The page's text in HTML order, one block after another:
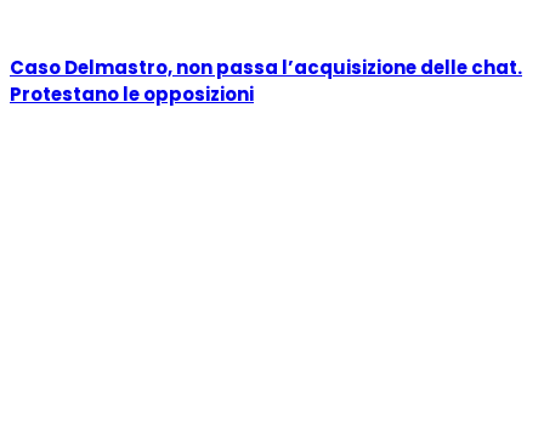
Caso Delmastro, non passa l’acquisizione delle chat.
Protestano le opposizioni